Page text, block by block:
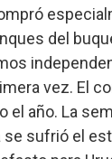
del
vez. El
el año. La
se sufrió el